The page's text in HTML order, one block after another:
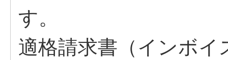
す。
適格請求書（インボ